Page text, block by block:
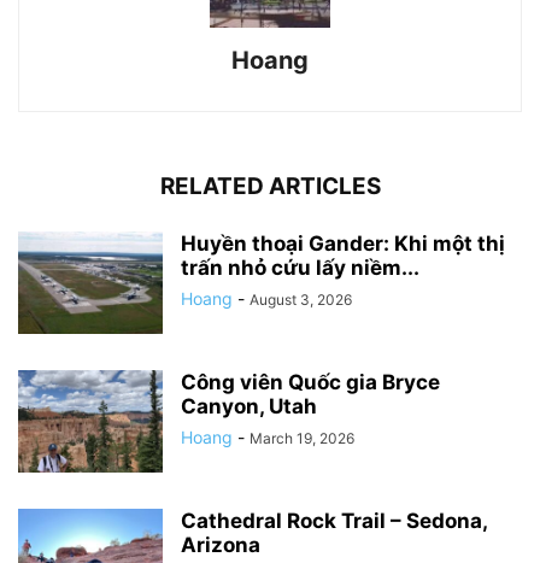
Hoang
RELATED ARTICLES
Huyền thoại Gander: Khi một thị
trấn nhỏ cứu lấy niềm...
Hoang - August 3, 2026
Công viên Quốc gia Bryce
Canyon, Utah
Hoang - March 19, 2026
Cathedral Rock Trail – Sedona,
Arizona